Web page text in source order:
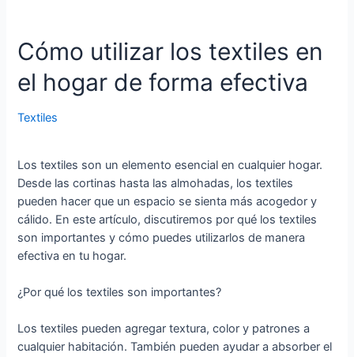
Cómo utilizar los textiles en
el hogar de forma efectiva
Textiles
Los textiles son un elemento esencial en cualquier hogar.
Desde las cortinas hasta las almohadas, los textiles
pueden hacer que un espacio se sienta más acogedor y
cálido. En este artículo, discutiremos por qué los textiles
son importantes y cómo puedes utilizarlos de manera
efectiva en tu hogar.
¿Por qué los textiles son importantes?
Los textiles pueden agregar textura, color y patrones a
cualquier habitación. También pueden ayudar a absorber el